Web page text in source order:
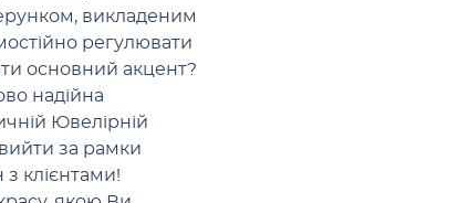
викладеним
регулювати
основний акцент?
надійна
Ювелірній
за рамки
клієнтами!